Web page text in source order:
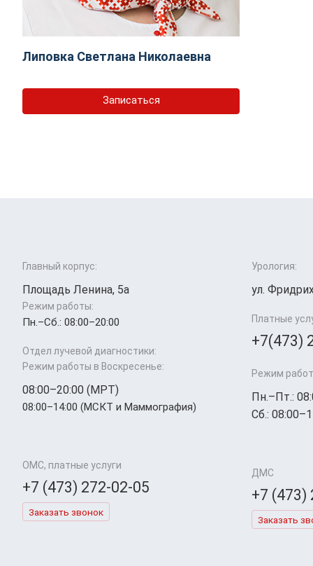
Липовка Светлана Николаевна
Записаться
Главный корпус:
Площадь Ленина, 5а
Режим работы:
Пн.–Cб.: 08:00–20:00
Отдел лучевой диагностики:
Режим работы в Воскресенье:
08:00–20:00 (МРТ)
08:00–14:00 (МСКТ и Маммография)
ОМС, платные услуги
+7 (473) 272-02-05
Заказать звонок
Урология:
ул.
Платные
+7(473)
Режим
Пн.–Пт.:
Сб.:
ДМС
+7 (473)
Заказать